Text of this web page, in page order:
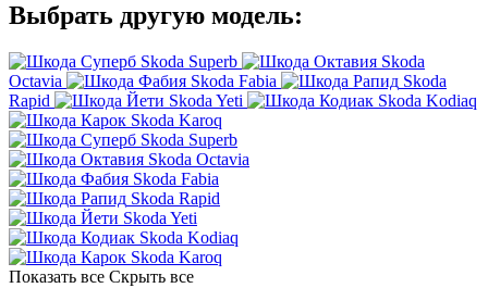
Выбрать другую модель:
Skoda Superb
Skoda
Octavia
Skoda Fabia
Skoda
Rapid
Skoda Yeti
Skoda Kodiaq
Skoda Karoq
Skoda Superb
Skoda Octavia
Skoda Fabia
Skoda Rapid
Skoda Yeti
Skoda Kodiaq
Skoda Karoq
Показать все Скрыть все